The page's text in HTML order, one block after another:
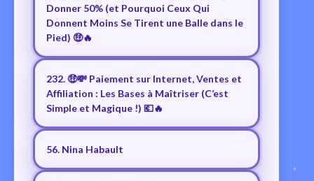
Donner 50% (et Pourquoi Ceux Qui
Donnent Moins Se Tirent une Balle dans le
Pied) 🤑🔥
232. 🤑💸 Paiement sur Internet, Ventes et
Affiliation : Les Bases à Maîtriser (C’est
Simple et Magique !) 💶🔥
56. Nina Habault